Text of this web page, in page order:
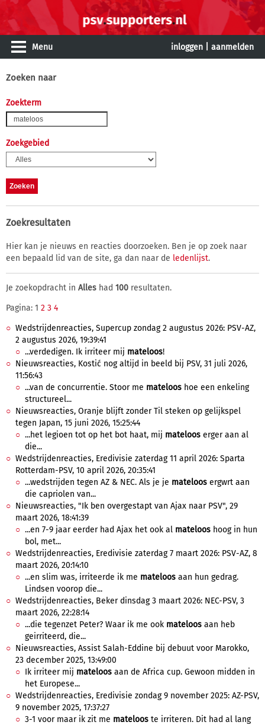
Menu inloggen aanmelden
Zoeken naar
Zoekterm
Zoekgebied
Zoekresultaten
Hier kan je nieuws en reacties doorzoeken. Ben je op zoek naar
een bepaald lid van de site, ga dan naar de ledenlijst.
Je zoekopdracht in Alles had 100 resultaten.
Pagina: 1 2 3 4
Wedstrijdenreacties, Supercup zondag 2 augustus 2026: PSV-AZ,
2 augustus 2026, 19:39:41
...verdedigen. Ik irriteer mij mateloos!
Nieuwsreacties, Kostić nog altijd in beeld bij PSV, 31 juli 2026,
11:56:43
...van de concurrentie. Stoor me mateloos hoe een enkeling
structureel...
Nieuwsreacties, Oranje blijft zonder Til steken op gelijkspel
tegen Japan, 15 juni 2026, 15:25:44
...het legioen tot op het bot haat, mij mateloos erger aan al
die...
Wedstrijdenreacties, Eredivisie zaterdag 11 april 2026: Sparta
Rotterdam-PSV, 10 april 2026, 20:35:41
...wedstrijden tegen AZ & NEC. Als je je mateloos ergwrt aan
die capriolen van...
Nieuwsreacties, "Ik ben overgestapt van Ajax naar PSV", 29
maart 2026, 18:41:39
...en 7-9 jaar eerder had Ajax het ook al mateloos hoog in hun
bol, met...
Wedstrijdenreacties, Eredivisie zaterdag 7 maart 2026: PSV-AZ, 8
maart 2026, 20:14:10
...en slim was, irriteerde ik me mateloos aan hun gedrag.
Lindsen voorop die...
Wedstrijdenreacties, Beker dinsdag 3 maart 2026: NEC-PSV, 3
maart 2026, 22:28:14
...die tegenzet Peter? Waar ik me ook mateloos aan heb
geirriteerd, die...
Nieuwsreacties, Assist Salah-Eddine bij debuut voor Marokko,
23 december 2025, 13:49:00
Ik irriteer mij mateloos aan de Africa cup. Gewoon midden in
het Europese...
Wedstrijdenreacties, Eredivisie zondag 9 november 2025: AZ-PSV,
9 november 2025, 17:37:27
3-1 voor maar ik zit me mateloos te irriteren. Dit had al lang